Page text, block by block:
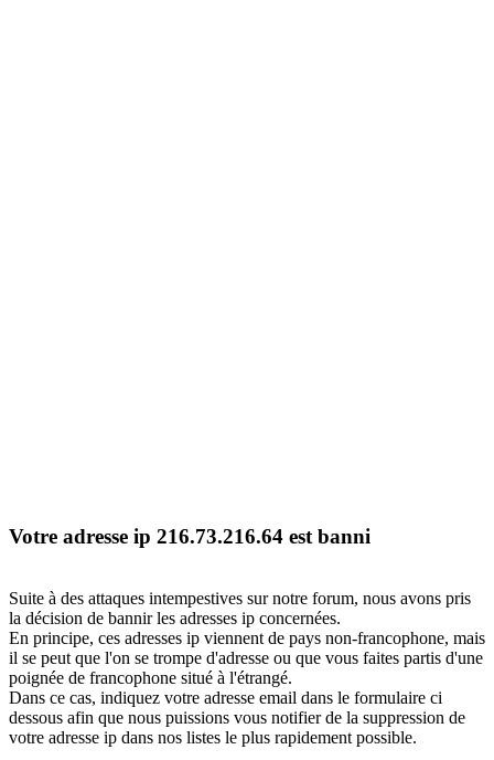
Votre adresse ip 216.73.216.64 est banni
Suite à des attaques intempestives sur notre forum, nous avons pris
la décision de bannir les adresses ip concernées.
En principe, ces adresses ip viennent de pays non-francophone, mais
il se peut que l'on se trompe d'adresse ou que vous faites partis d'une
poignée de francophone situé à l'étrangé.
Dans ce cas, indiquez votre adresse email dans le formulaire ci
dessous afin que nous puissions vous notifier de la suppression de
votre adresse ip dans nos listes le plus rapidement possible.